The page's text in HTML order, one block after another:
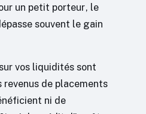
un petit porteur, le
souvent le gain
vos liquidités sont
revenus de placements
ni de